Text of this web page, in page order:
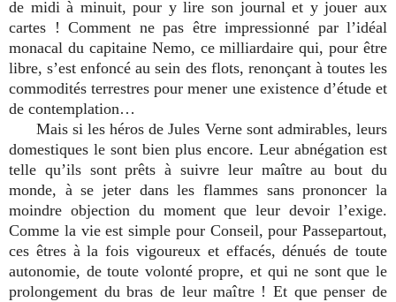
de midi à minuit, pour y lire son journal et y jouer aux
cartes ! Comment ne pas être impressionné par l’idéal
monacal du capitaine Nemo, ce milliardaire qui, pour être
libre, s’est enfoncé au sein des flots, renonçant à toutes les
commodités terrestres pour mener une existence d’étude et
de contemplation…
Mais si les héros de Jules Verne sont admirables, leurs
domestiques le sont bien plus encore. Leur abnégation est
telle qu’ils sont prêts à suivre leur maître au bout du
monde, à se jeter dans les flammes sans prononcer la
moindre objection du moment que leur devoir l’exige.
Comme la vie est simple pour Conseil, pour Passepartout,
ces êtres à la fois vigoureux et effacés, dénués de toute
autonomie, de toute volonté propre, et qui ne sont que le
prolongement du bras de leur maître ! Et que penser de